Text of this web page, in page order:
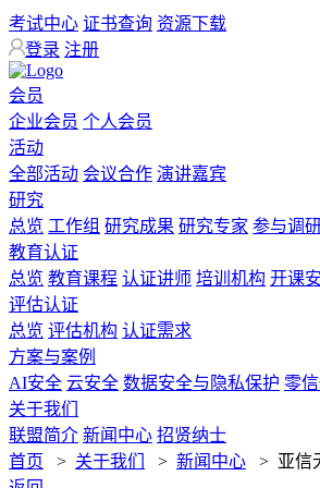
考试中心 证书查询 资源下载
登录 注册
会员
企业会员 个人会员
活动
全部活动 会议合作 演讲嘉宾
研究
总览 工作组 研究成果 研究专家 参与调
教育认证
总览 教育课程 认证讲师 培训机构 开课
评估认证
总览 评估机构 认证需求
方案与案例
AI安全 云安全 数据安全与隐私保护 零
关于我们
联盟简介 新闻中心 招贤纳士
首页 > 关于我们 > 新闻中心 > 亚信